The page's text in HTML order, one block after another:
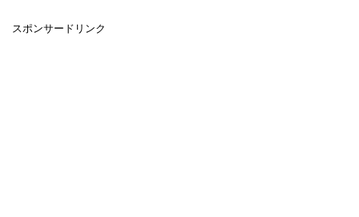
スポンサードリンク